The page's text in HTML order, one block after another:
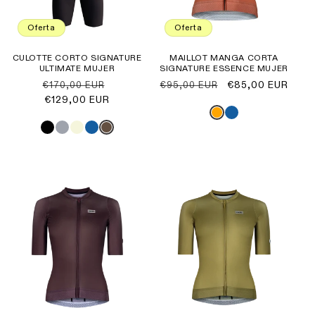
Oferta
CULOTTE CORTO SIGNATURE
ULTIMATE MUJER
Precio
habitual
€170,00 EUR
€129,00 EUR
Oferta
MAILLOT MANGA CORTA
SIGNATURE ESSENCE MUJER
Precio
€95,00 EUR
Precio
oferta
€85,00 EUR